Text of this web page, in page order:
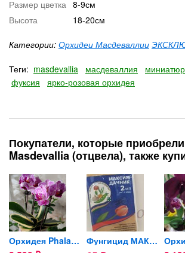
Размер цветка 8-9см
Высота
18-20см
Категории: Орхидеи Масдеваллии
Теги: masdevallia масдеваллия
фуксия
ярко-розовая орхидея
Покупатели, которые
Masdevallia (отцвела), также
Орхидея Phalaenopsis Sogo... Фунгицид МАКСИМ Дачник, 2мл